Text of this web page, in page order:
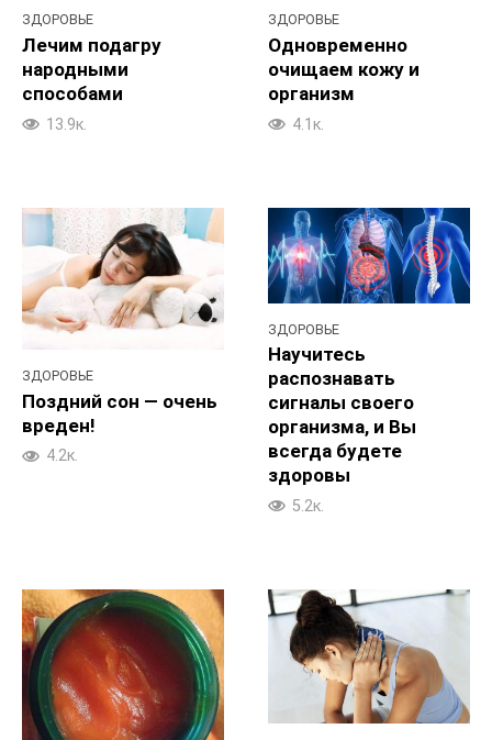
ЗДОРОВЬЕ
Лечим подагру
народными
способами
13.9к.
ЗДОРОВЬЕ
Одновременно
очищаем кожу и
организм
4.1к.
ЗДОРОВЬЕ
Поздний сон — очень
вреден!
4.2к.
ЗДОРОВЬЕ
Научитесь
распознавать
сигналы своего
организма, и Вы
всегда будете
здоровы
5.2к.